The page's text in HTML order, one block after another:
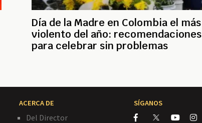
Día de la Madre en Colombia el más
violento del año: recomendaciones
para celebrar sin problemas
ACERCA DE
Del Director
SÍGANOS